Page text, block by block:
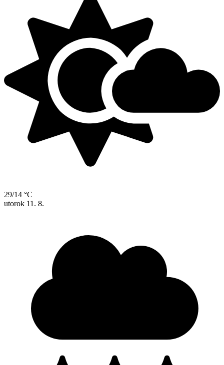
29/14 °C
utorok 11. 8.